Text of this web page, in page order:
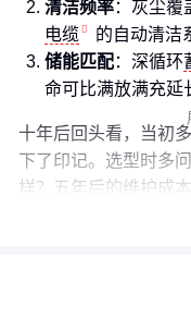
清洁频率：灰尘覆
电缆
的自动清洁
储能匹配：深循环
命可比满放满充延
十年后回头看，当初
下了印记。选型时多
样？五年后的维护成